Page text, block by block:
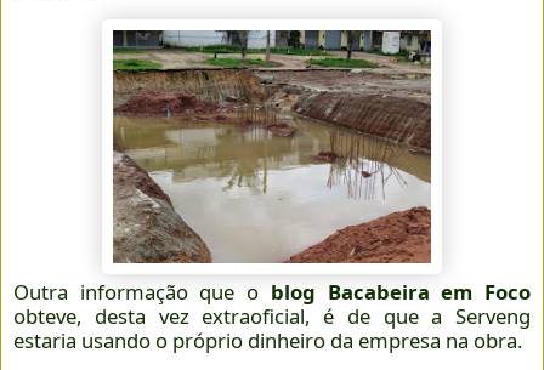
Outra informação que o blog Bacabeira em Foco
obteve, desta vez extraoficial, é de que a Serveng
estaria usando o próprio dinheiro da empresa na obra.